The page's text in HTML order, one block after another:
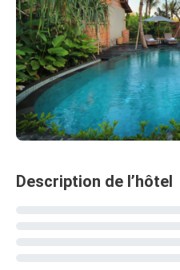
Description de l’hôtel